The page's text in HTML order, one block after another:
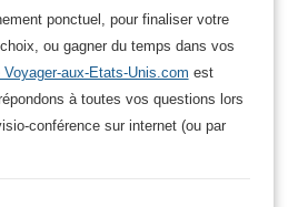
ponctuel, pour finaliser votre
ou gagner du temps dans vos
Voyager-aux-Etats-Unis.com est
à toutes vos questions lors
conférence sur internet (ou par